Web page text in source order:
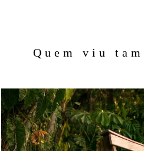
Quem viu